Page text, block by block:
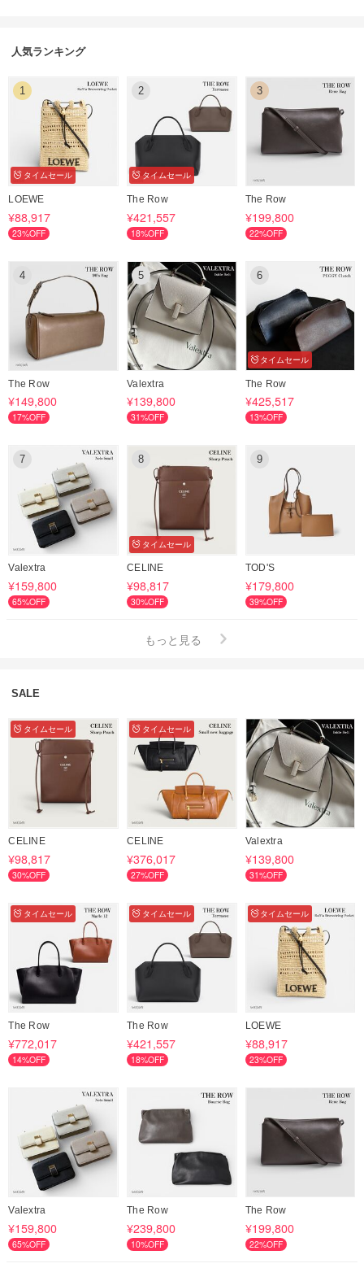
https://www.buyma.com/item/124562570/
人気ランキング
1
タイムセール
LOEWE
¥88,917
23%OFF
2
タイムセール
The Row
¥421,557
18%OFF
3
The Row
¥199,800
22%OFF
4
The Row
¥149,800
17%OFF
5
Valextra
¥139,800
31%OFF
6
タイムセール
The Row
¥425,517
13%OFF
7
Valextra
¥159,800
65%OFF
8
タイムセール
CELINE
¥98,817
30%OFF
9
TOD'S
¥179,800
39%OFF
もっと見る
SALE
タイムセール
CELINE
¥98,817
30%OFF
タイムセール
CELINE
¥376,017
27%OFF
Valextra
¥139,800
31%OFF
タイムセール
The Row
¥772,017
14%OFF
タイムセール
The Row
¥421,557
18%OFF
タイムセール
LOEWE
¥88,917
23%OFF
Valextra
¥159,800
65%OFF
The Row
¥239,800
10%OFF
The Row
¥199,800
22%OFF